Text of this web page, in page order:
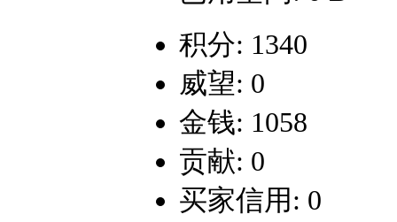
积分: 1340
威望: 0
金钱: 1058
贡献: 0
买家信用: 0